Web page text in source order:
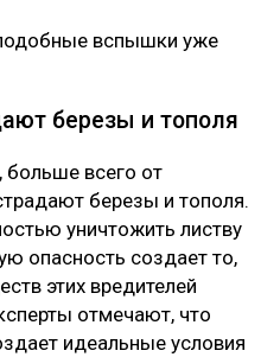
вспышки уже
березы и тополя
больше всего от
березы и тополя.
уничтожить листву
опасность создает то,
этих вредителей
отмечают, что
идеальные условия